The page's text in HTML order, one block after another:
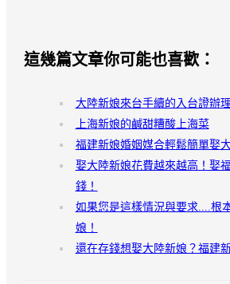
這幾篇文章你可能也喜歡：
大陸新娘來台手續的入台證辦
上海新娘的鹹甜糟酸上海菜
福建新娘婚姻媒合輕鬆簡單娶
娶大陸新娘花費越來越高！娶
錢！
如果您是這樣情況與要求....根
娘！
還在存錢想娶大陸新娘？福建